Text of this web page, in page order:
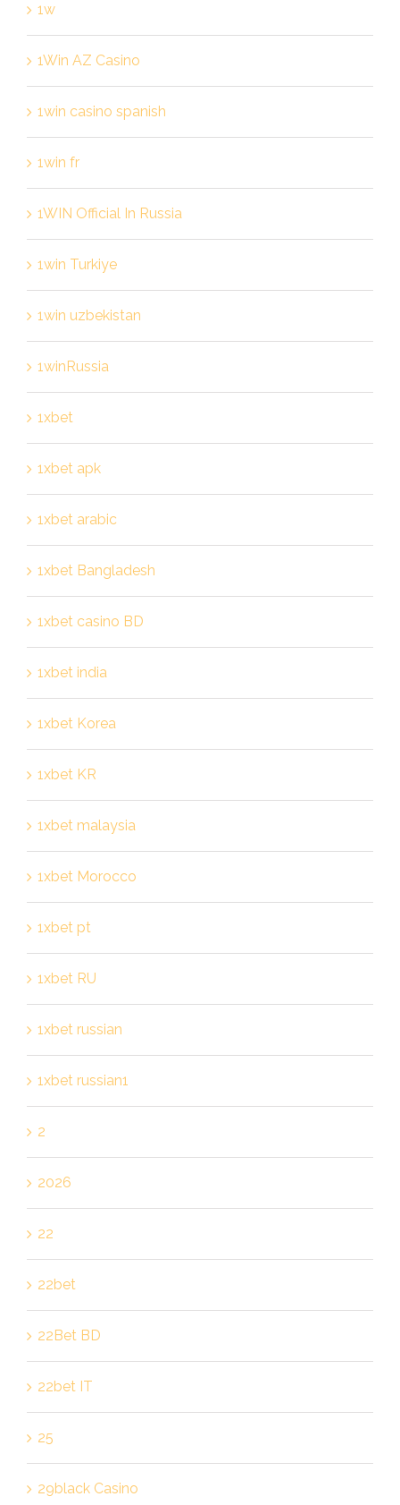
1w
1Win AZ Casino
1win casino spanish
1win fr
1WIN Official In Russia
1win Turkiye
1win uzbekistan
1winRussia
1xbet
1xbet apk
1xbet arabic
1xbet Bangladesh
1xbet casino BD
1xbet india
1xbet Korea
1xbet KR
1xbet malaysia
1xbet Morocco
1xbet pt
1xbet RU
1xbet russian
1xbet russian1
2
2026
22
22bet
22Bet BD
22bet IT
25
29black Casino